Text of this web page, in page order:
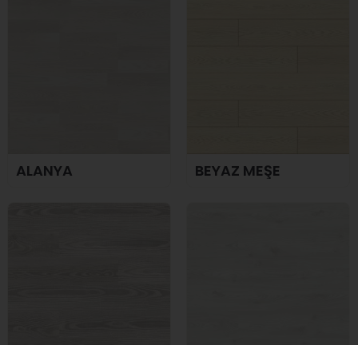
ALANYA BEYAZ MEŞE